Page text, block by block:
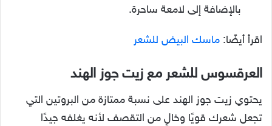
بالإضافة إلى لامعة ساحرة.
اقرأ أيضًا: ماسك البيض للشعر
العرقسوس للشعر مع زيت جوز الهند
يحتوي زيت جوز الهند على نسبة ممتازة من البروتين التي
تجعل شعرك قويًا وخالٍ من التقصف لأنه يغلفه جيدًا